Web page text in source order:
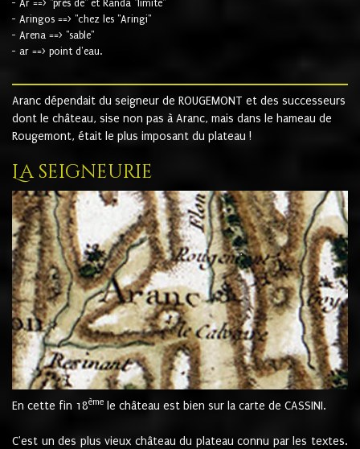
- Ar ==> "près de" et Randa "limite"
- Aringos ==> "chez les "Aringi"
- Arena ==> "sable"
- ar ==> point d'eau.
Aranc dépendait du seigneur de ROUGEMONT et des successeurs
dont le château, sise non pas à Aranc, mais dans le hameau de
Rougemont, était le plus imposant du plateau !
La seigneurie
En cette fin 18ème le château est bien sur la carte de CASSINI.
C'est un des plus vieux château du plateau connu par les textes.